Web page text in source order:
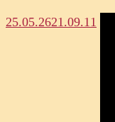
25.05.2621.09.11